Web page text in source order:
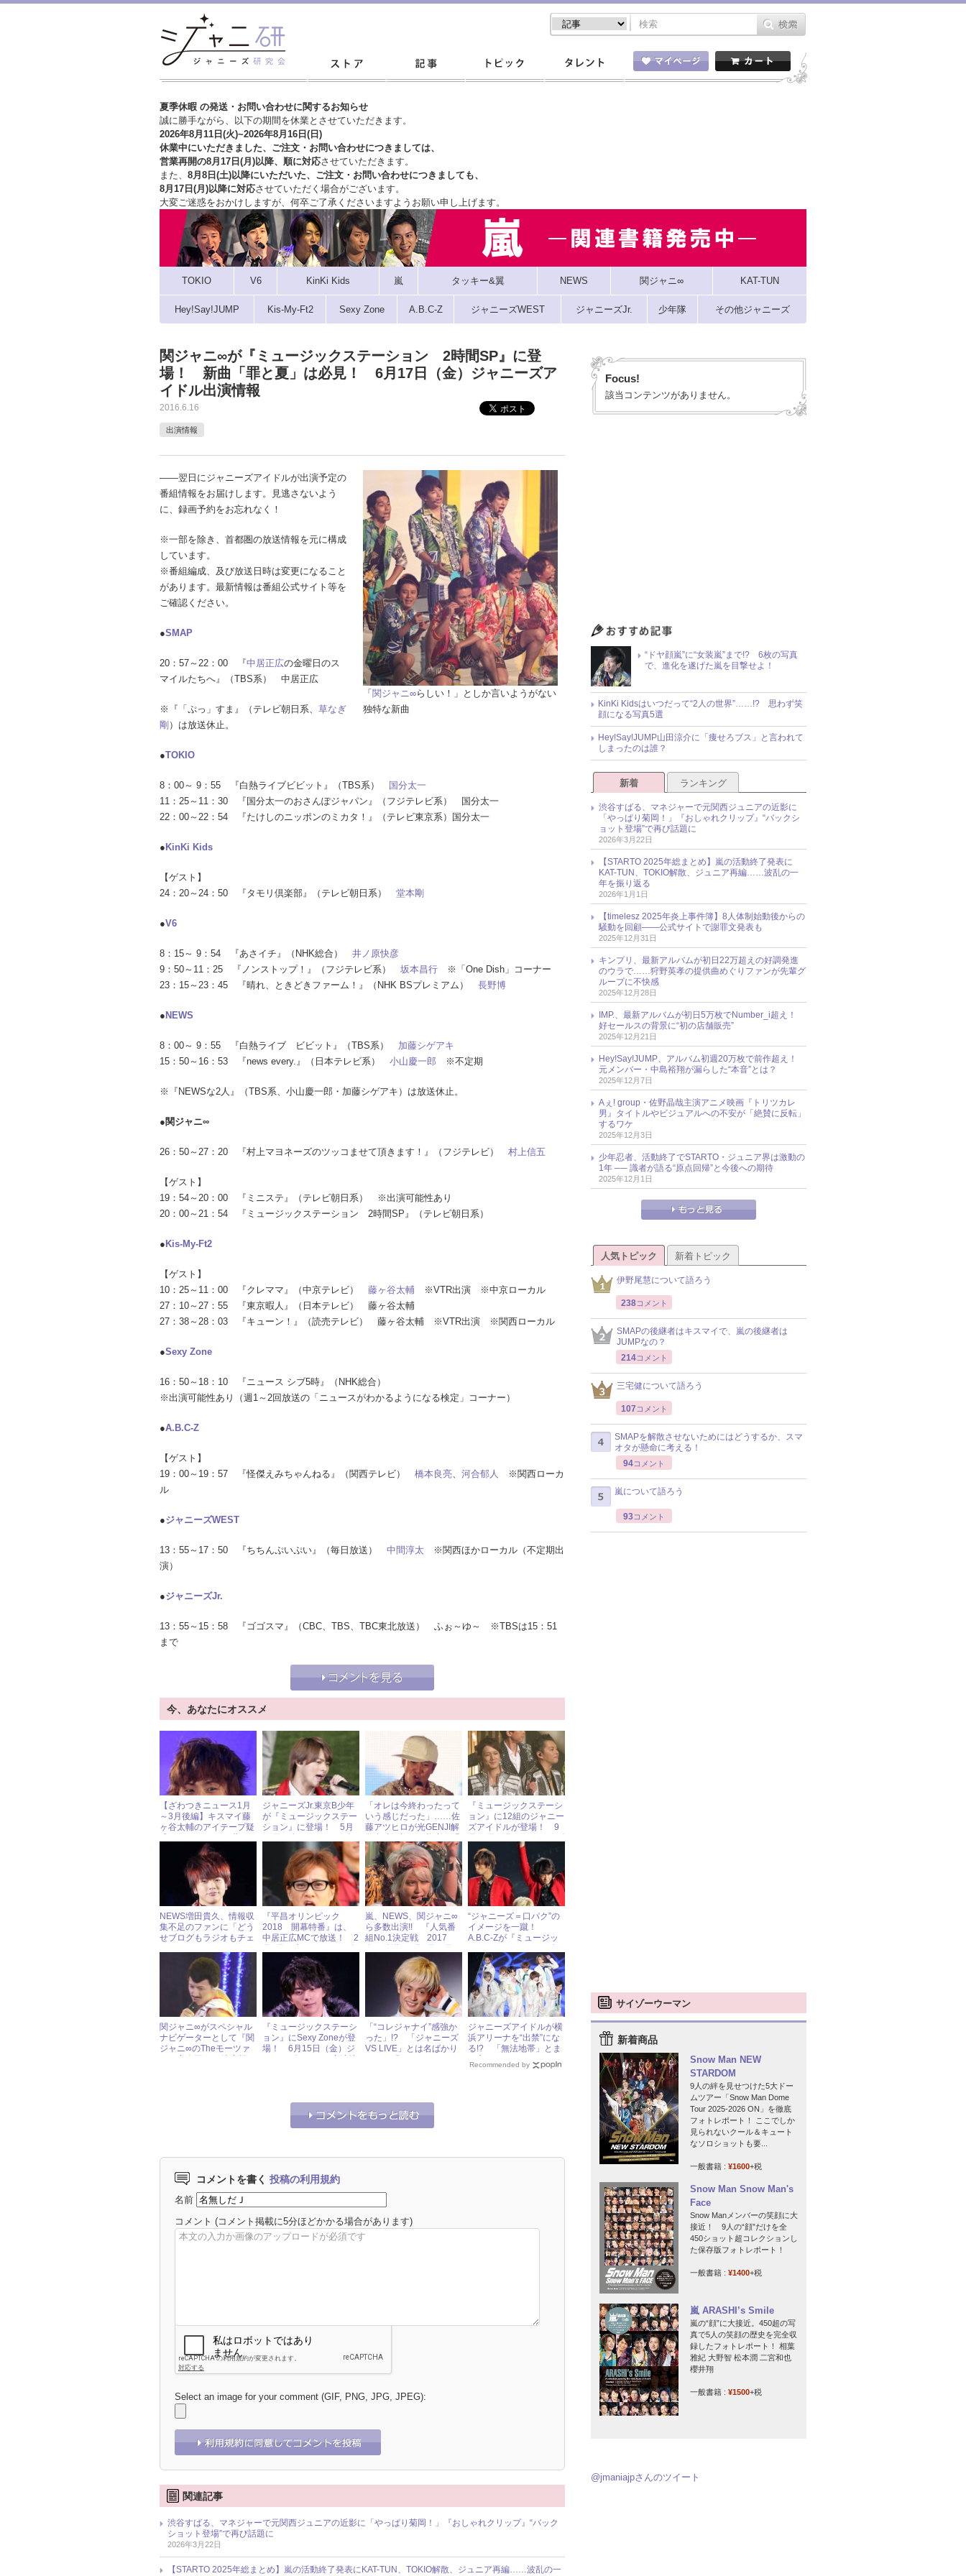
夏季休暇 の発送・お問い合わせに関するお知らせ
誠に勝手ながら、以下の期間を休業とさせていただきます。
2026年8月11日(火)~2026年8月16日(日)
休業中にいただきました、ご注文・お問い合わせにつきましては、
営業再開の8月17日(月)以降、順に対応させていただきます。
また、 8月8日(土)以降にいただいた、ご注文・ お問い合わせにつきましても、
8月17日(月)以降に対応させていただく場合がございます。
大変ご迷惑をおかけしますが、 何卒ご了承くださいますようお願い申し上げます。
TOKIO V6 KinKi Kids 嵐 タッキー&翼 NEWS 関ジャニ∞ KAT-TUN
Hey!Say!JUMP Kis-My-Ft2 Sexy Zone A.B.C-Z ジャニーズWEST ジャニーズJr. 少年隊 その他ジャニーズ
関ジャニ∞が『ミュージックステーション 2時間SP』に登
場！ 新曲「罪と夏」は必見！ 6月17日（金）ジャニーズア
イドル出演情報
2016.6.16
出演情報
「 関ジャニ∞らしい！」としか言いようがない
独特な新曲
――翌日にジャニーズアイドルが出演予定の
番組情報をお届けします。見逃さないよう
に、録画予約をお忘れなく！
※一部を除き、首都圏の放送情報を元に構成
しています。
※番組編成、及び放送日時は変更になること
があります。最新情報は番組公式サイト等を
ご確認ください。
●SMAP
20：57～22：00 『中居正広の金曜日のス
マイルたちへ』（TBS系） 中居正広
※『「ぷっ」すま』（テレビ朝日系、 草なぎ
剛 ）は放送休止。
●TOKIO
8：00～ 9：55 『白熱ライブビビット』（TBS系）
国分太一
11：25～11：30 『国分太一のおさんぽジャパン』（フジテレビ系） 国分太一
22：00～22：54 『たけしのニッポンのミカタ！』（テレビ東京系）国分太一
● KinKi Kids
【ゲスト】
24：20～24：50 『タモリ倶楽部』（テレビ朝日系） 堂本剛
●V6
8：15～ 9：54 『あさイチ』（NHK総合） 井ノ原快彦
9：50～11：25 『ノンストップ！』（フジテレビ系） 坂本昌行 ※「One Dish」コーナー
23：15～23：45 『晴れ、ときどきファーム！』（NHK BSプレミアム） 長野博
● NEWS
8：00～ 9：55 『白熱ライブ ビビット』（TBS系） 加藤シゲアキ
15：50～16：53 『news every.』（日本テレビ系） 小山慶一郎 ※不定期
※『NEWSな2人』（TBS系、小山慶一郎・加藤シゲアキ）は放送休止。
●関ジャニ∞
26：50～27：20 『村上マヨネーズのツッコませて頂きます！』（フジテレビ） 村上信五
【ゲスト】
19：54～20：00 『ミニステ』（テレビ朝日系） ※出演可能性あり
20：00～21：54 『ミュージックステーション 2時間SP』（テレビ朝日系）
● Kis-My-Ft2
【ゲスト】
10：25～11：00 『クレママ』（中京テレビ） 藤ヶ谷太輔 ※VTR出演 ※中京ローカル
27：10～27：55 『東京暇人』（日本テレビ） 藤ヶ谷太輔
27：38～28：03 『キューン！』（読売テレビ） 藤ヶ谷太輔 ※VTR出演 ※関西ローカル
●Sexy Zone
16：50～18：10 『ニュース シブ5時』（NHK総合）
※出演可能性あり（週1～2回放送の「ニュースがわかるようになる検定」コーナー）
●A.B.C-Z
【ゲスト】
19：00～19：57 『怪傑えみちゃんねる』（関西テレビ） 橋本良亮、 河合郁人
※関西ローカ
ル
●ジャニーズWEST
13：55～17：50 『ちちんぷいぷい』（毎日放送） 中間淳太 ※関西ほかローカル（不定期出
演）
●ジャニーズJr.
13：55～15：58 『ゴゴスマ』（CBC、TBS、TBC東北放送） ふぉ～ゆ～ ※TBSは15：51
まで
今、あなたにオススメ
【ざわつきニュース1月
～3月後編】キスマイ藤
ヶ谷太輔のアイテープ疑
ジャニーズJr.東京B少年
が『ミュージックステー
ション』に登場！ 5月
イドル出演情報
「オレは今終わったって
いう感じだった」……佐
藤アツヒロが光GENJI解
かす
『ミュージックステーシ
ョン』に12組のジャニー
ズアイドルが登場！ 9
アイドル出演情報
NEWS増田貴久、情報収
集不足のファンに「どう
せブログもラジオもチェ
『平昌オリンピック
2018 開幕特番』は、
中居正広MCで放送！ 2
アイドル出演情報
嵐、NEWS、関ジャニ∞
ら多数出演!! 『人気番
組No.1決定戦 2017
ジャニーズアイドル出演
“ジャニーズ＝口パク”の
イメージを一蹴！
A.B.C-Zが『ミュージッ
ス＆生歌を披露！
関ジャニ∞がスペシャル
ナビゲーターとして『関
ジャニ∞のTheモーツァ
『ミュージックステーシ
ョン』にSexy Zoneが登
場！ 6月15日（金）ジ
「“コレジャナイ”感強か
った」!? 「ジャニーズ
VS LIVE」とは名ばかり
ジャニーズアイドルが横
浜アリーナを“出禁”にな
る!? 「無法地帯」とま
で言われたファンマナー
の酷さ
Recommended by
コメントを書く 投稿の利用規約
名前
コメント (コメント掲載に5分ほどかかる場合があります)
Select an image for your comment (GIF, PNG, JPG, JPEG):
関連記事
渋谷すばる、マネジャーで元関西ジュニアの近影に「やっぱり菊岡！」『おしゃれクリップ』“バック
ショット登場”で再び話題に
2026年3月22日
【STARTO 2025年総まとめ】嵐の活動終了発表にKAT-TUN、TOKIO解散、ジュニア再編……波乱の一
Focus!
該当コンテンツがありません。
“ドヤ顔嵐”に“女装嵐”まで!? 6枚の写真
で、進化を遂げた嵐を目撃せよ！
KinKi Kidsはいつだって“2人の世界”……!? 思わず笑
顔になる写真5選
Hey!Say!JUMP山田涼介に「痩せろブス」と言われて
しまったのは誰？
新着 ランキング
渋谷すばる、マネジャーで元関西ジュニアの近影に
「やっぱり菊岡！」『おしゃれクリップ』“バックシ
ョット登場”で再び話題に
2026年3月22日
【STARTO 2025年総まとめ】嵐の活動終了発表に
KAT-TUN、TOKIO解散、ジュニア再編……波乱の一
年を振り返る
2026年1月1日
【timelesz 2025年炎上事件簿】8人体制始動後からの
騒動を回顧――公式サイトで謝罪文発表も
2025年12月31日
キンプリ、最新アルバムが初日22万超えの好調発進
のウラで……狩野英孝の提供曲めぐりファンが先輩グ
ループに不快感
2025年12月28日
IMP.、最新アルバムが初日5万枚でNumber_i超え！
好セールスの背景に“初の店舗販売”
2025年12月21日
Hey!Say!JUMP、アルバム初週20万枚で前作超え！
元メンバー・中島裕翔が漏らした“本音”とは？
2025年12月7日
Aぇ! group・佐野晶哉主演アニメ映画『トリツカレ
男』タイトルやビジュアルへの不安が「絶賛に反転」
するワケ
2025年12月3日
少年忍者、活動終了でSTARTO・ジュニア界は激動の
1年 ── 識者が語る“原点回帰”と今後への期待
2025年12月1日
人気トピック 新着トピック
伊野尾慧について語ろう
238コメント
SMAPの後継者はキスマイで、嵐の後継者は
JUMPなの？
214コメント
三宅健について語ろう
107 コメント
SMAPを解散させないためにはどうするか、スマ
オタが懸命に考える！
94コメント
嵐について語ろう
93コメント
サイゾーウーマン
新着商品
Snow Man NEW
STARDOM
9人の絆を見せつけた5大ドー
ムツアー「Snow Man Dome
Tour 2025-2026 ON」を徹底
フォトレポート！ ここでしか
見られないクール＆キュート
なソロショットも要...
一般書籍 : ¥1600+税
Snow Man Snow Man's
Face
Snow Manメンバーの笑顔に大
接近！ 9人の“顔”だけを全
450ショット超コレクションし
た保存版フォトレポート！
一般書籍 : ¥1400+税
嵐 ARASHI’s Smile
嵐の“顔”に大接近。450超の写
真で5人の笑顔の歴史を完全収
録したフォトレポート！ 相葉
雅紀 大野智 松本潤 二宮和也
櫻井翔
一般書籍 : ¥1500+税
@jmaniajpさんのツイート